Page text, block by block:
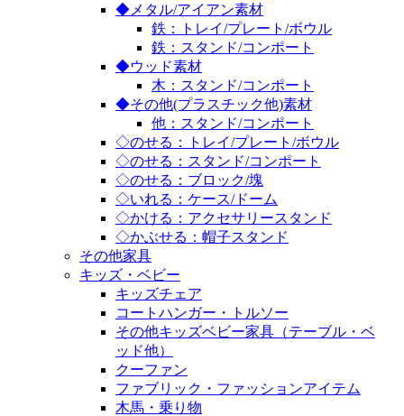
◆メタル/アイアン素材
鉄：トレイ/プレート/ボウル
鉄：スタンド/コンポート
◆ウッド素材
木：スタンド/コンポート
◆その他(プラスチック他)素材
他：スタンド/コンポート
◇のせる：トレイ/プレート/ボウル
◇のせる：スタンド/コンポート
◇のせる：ブロック/塊
◇いれる：ケース/ドーム
◇かける：アクセサリースタンド
◇かぶせる：帽子スタンド
その他家具
キッズ・ベビー
キッズチェア
コートハンガー・トルソー
その他キッズベビー家具（テーブル・ベ
ッド他）
クーファン
ファブリック・ファッションアイテム
木馬・乗り物